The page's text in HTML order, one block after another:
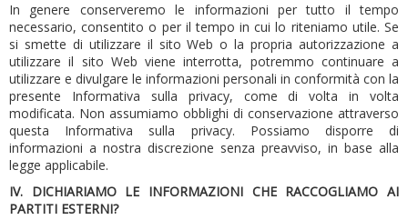
In genere conserveremo le informazioni per tutto il tempo
necessario, consentito o per il tempo in cui lo riteniamo utile. Se
si smette di utilizzare il sito Web o la propria autorizzazione a
utilizzare il sito Web viene interrotta, potremmo continuare a
utilizzare e divulgare le informazioni personali in conformità con la
presente Informativa sulla privacy, come di volta in volta
modificata. Non assumiamo obblighi di conservazione attraverso
questa Informativa sulla privacy.
Possiamo disporre di
informazioni a nostra discrezione senza preavviso, in base alla
legge applicabile.
IV. DICHIARIAMO LE INFORMAZIONI CHE RACCOGLIAMO AI
PARTITI ESTERNI?